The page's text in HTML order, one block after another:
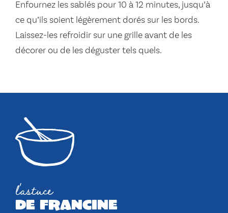
Enfournez les sablés pour 10 à 12 minutes, jusqu’à
ce qu’ils soient légèrement dorés sur les bords.
Laissez-les refroidir sur une grille avant de les
décorer ou de les déguster tels quels.
l'astuce
de francine